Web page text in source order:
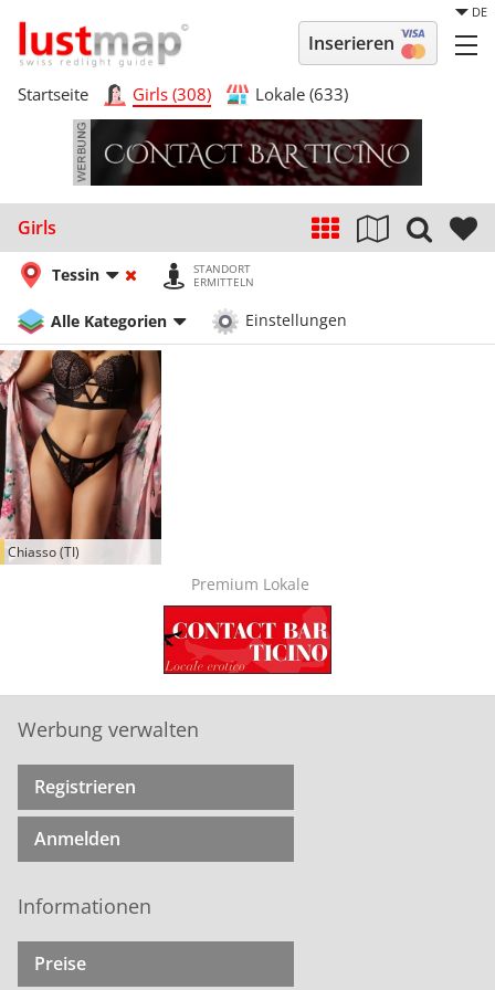
DE
Inserieren
Startseite Girls (308) Lokale (633)
Girls
Tessin
STANDORT
ERMITTELN
Alle Kategorien Einstellungen
Chiasso (TI)
Premium Lokale
Werbung verwalten
Registrieren
Anmelden
Informationen
Preise